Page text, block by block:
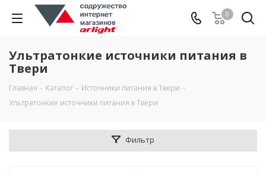
0
Ультратонкие источники питания в
Твери
Главная - Каталог - Источники питания в Твери -
Ультратонкие источники питания в Твери
Фильтр